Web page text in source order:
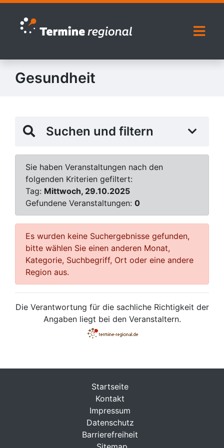
Zur Navigation springen
Zum Inhalt springen
Gesundheit
Suchen und filtern
Sie haben Veranstaltungen nach den
folgenden Kriterien gefiltert:
Tag: Mittwoch, 29.10.2025
Gefundene Veranstaltungen: 0
Es wurden keine Suchergebnisse gefunden,
bitte wählen Sie einen anderen Monat,
Kategorie, Suchbegriff, Ort oder eine andere
Region aus.
Die Verantwortung für die sachliche Richtigkeit der
Angaben liegt bei den Veranstaltern.
Startseite
Kontakt
Impressum
Datenschutz
Barrierefreiheit